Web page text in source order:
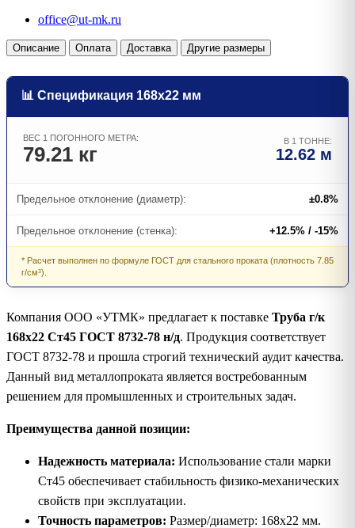
office@ut-mk.ru
Описание Оплата Доставка Другие размеры
📊 Спецификация 168х22 мм
ВЕС 1 ПОГОННОГО МЕТРА:
79.21 кг
В 1 ТОННЕ:
12.62 м
Предельное отклонение (диаметр): ±0.8%
Предельное отклонение (стенка): +12.5% / -15%
* Расчет выполнен по формуле ГОСТ для стального проката (плотность 7.85
г/см³).
Компания ООО «УТМК» предлагает к поставке Труба г/к
168х22 Ст45 ГОСТ 8732-78 н/д. Продукция соответствует
ГОСТ 8732-78 и прошла строгий технический аудит качества.
Данный вид металлопроката является востребованным
решением для промышленных и строительных задач.
Преимущества данной позиции:
Надежность материала: Использование стали марки
Ст45 обеспечивает стабильность физико-механических
свойств при эксплуатации.
Точность параметров: Размер/диаметр: 168х22 мм.